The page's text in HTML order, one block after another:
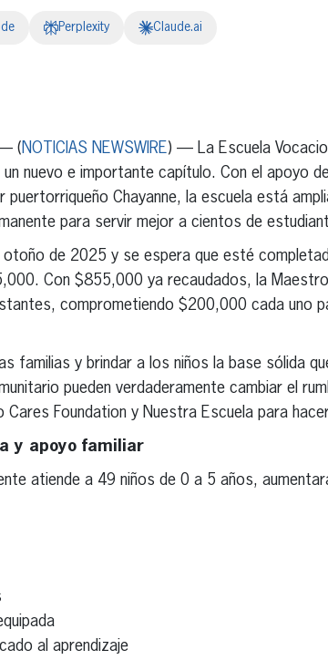
Perplexity Claude.ai
(NOTICIAS NEWSWIRE) — La Escuela
nuevo e importante capítulo. Con el apoyo
puertorriqueño Chayanne, la escuela está
para servir mejor a cientos de
de 2025 y se espera que esté
Con $855,000 ya recaudados, la
comprometiendo $200,000 cada uno
familias y brindar a los niños la base sólida
pueden verdaderamente cambiar el
Foundation y Nuestra Escuela para
y apoyo familiar
atiende a 49 niños de 0 a 5 años,
al aprendizaje